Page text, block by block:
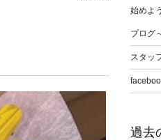
始めよ
ブログ
スタッ
過去